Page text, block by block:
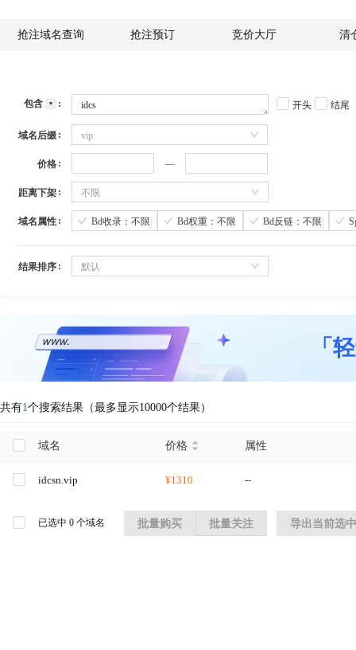
抢注域名查询 抢注预订 竞价大厅 清
包含 开头 结尾
域名后缀 vip
价格
距离下架 不限
域名属性 Bd收录：不限 Bd权重：不限 Bd反链：不限
结果排序 默认
「
共有1个搜索结果（最多显示10000个结果）
域名 价格 属性
idcsn.vip ¥1310 --
已选中 0 个域名 批量购买 批量关注 导出当前选中